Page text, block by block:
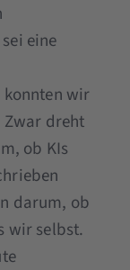
eine
konnten wir
Zwar dreht
ob KIs
darum, ob
wir selbst.